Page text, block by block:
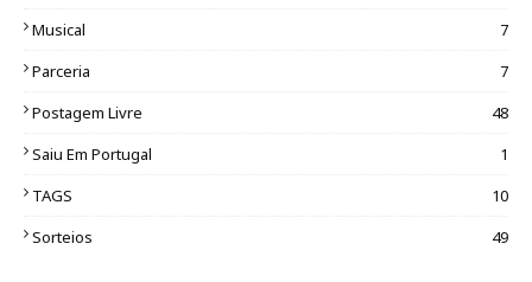
Musical
7
Parceria
7
Postagem Livre
48
Saiu Em Portugal
1
TAGS
10
Sorteios
49